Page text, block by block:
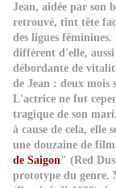
Jean, aidée par son
retrouvé, tint tête
des ligues
différent d'elle,
débordante de
de Jean : deux mois
L'actrice ne fut
tragique de son
à cause de cela, elle
une douzaine de
de Saigon" (Red
prototype du genre.